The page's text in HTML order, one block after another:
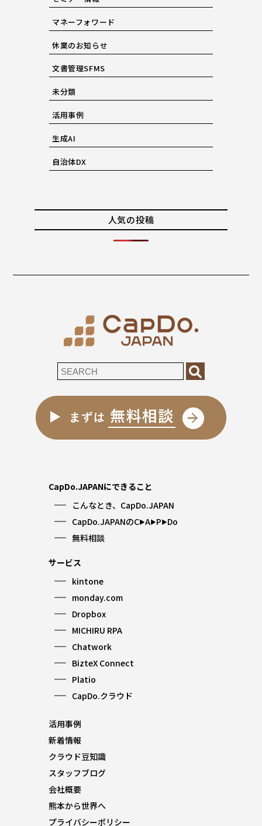
マネーフォワード
休業のお知らせ
文書管理SFMS
未分類
活用事例
生成AI
自治体DX
人気の投稿
CapDo.JAPANにできること
こんなとき、CapDo.JAPAN
CapDo.JAPANのC▶︎A▶︎P▶︎Do
無料相談
サービス
kintone
monday.com
Dropbox
MICHIRU RPA
Chatwork
BizteX Connect
Platio
CapDo.クラウド
活用事例
新着情報
クラウド豆知識
スタッフブログ
会社概要
熊本から世界へ
プライバシーポリシー